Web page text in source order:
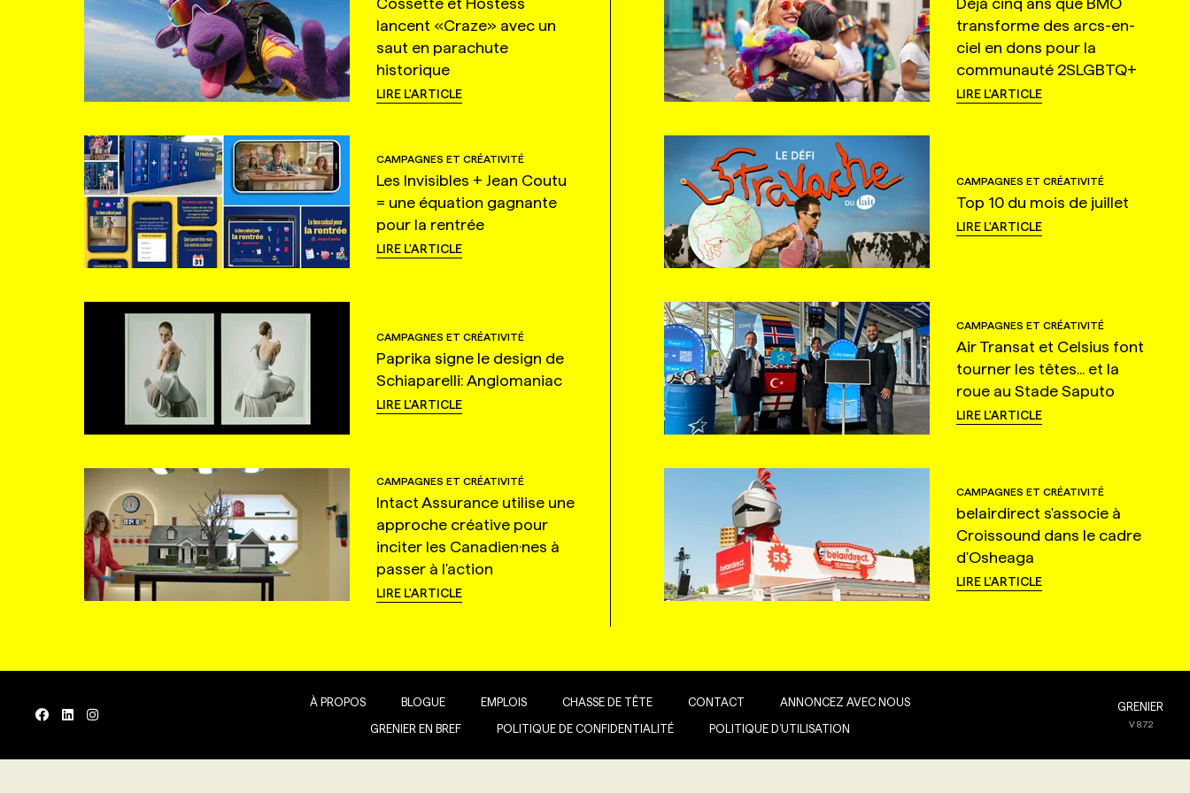
lancent «Craze» avec un
saut en parachute
historique
LIRE L'ARTICLE
transforme des arcs-en-
ciel en dons pour la
communauté 2SLGBTQ+
LIRE L'ARTICLE
CAMPAGNES ET CRÉATIVITÉ
Les Invisibles + Jean Coutu
= une équation gagnante
pour la rentrée
LIRE L'ARTICLE
CAMPAGNES ET CRÉATIVITÉ
Top 10 du mois de juillet
LIRE L'ARTICLE
CAMPAGNES ET CRÉATIVITÉ
Paprika signe le design de
Schiaparelli: Anglomaniac
LIRE L'ARTICLE
CAMPAGNES ET CRÉATIVITÉ
Air Transat et Celsius font
tourner les têtes... et la
roue au Stade Saputo
LIRE L'ARTICLE
CAMPAGNES ET CRÉATIVITÉ
Intact Assurance utilise une
approche créative pour
inciter les Canadien·nes à
passer à l'action
LIRE L'ARTICLE
CAMPAGNES ET CRÉATIVITÉ
belairdirect s'associe à
Croissound dans le cadre
d'Osheaga
LIRE L'ARTICLE
À PROPOS BLOGUE EMPLOIS CHASSE DE TÊTE CONTACT ANNONCEZ AVEC NOUS
GRENIER EN BREF POLITIQUE DE CONFIDENTIALITÉ POLITIQUE D’UTILISATION
GRENIER
V8.7.2